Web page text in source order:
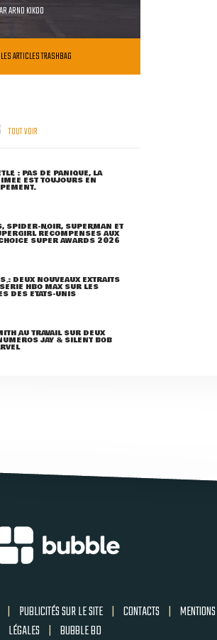
ARNO KIKOO
ARTICLES TRASHBAG
TOUT VOIR
: PAS DE PANIQUE, LA
EST TOUJOURS EN
SPIDER-NOIR, SUPERMAN ET
RÉCOMPENSÉS AUX
SUPER AWARDS 2026
: DEUX NOUVEAUX EXTRAITS
HBO MAX SUR LES
DES ETATS-UNIS
AU TRAVAIL SUR DEUX
JAY & SILENT BOB
| PUBLICITÉS SUR LE SITE | CONTACTS | MENTIONS
LÉGALES | BUBBLE BD